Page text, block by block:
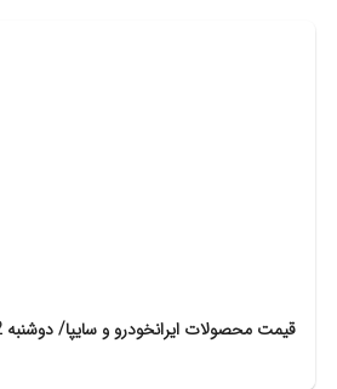
قیمت محصولات ایرانخودرو و سایپا/ دوشنبه 2 مهر 1403